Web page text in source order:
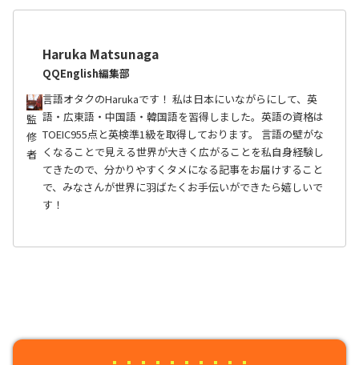
監
修
者
Haruka Matsunaga
QQEnglish編集部
言語オタクのHarukaです！ 私は日本にいながらにして、英
語・広東語・中国語・韓国語を習得しました。英語の資格は
TOEIC955点と英検準1級を取得しております。 言語の壁がな
くなることで見える世界が大きく広がることを私自身経験し
てきたので、分かりやすくタメになる記事をお届けすること
で、みなさんが世界に羽ばたくお手伝いができたら嬉しいで
す！